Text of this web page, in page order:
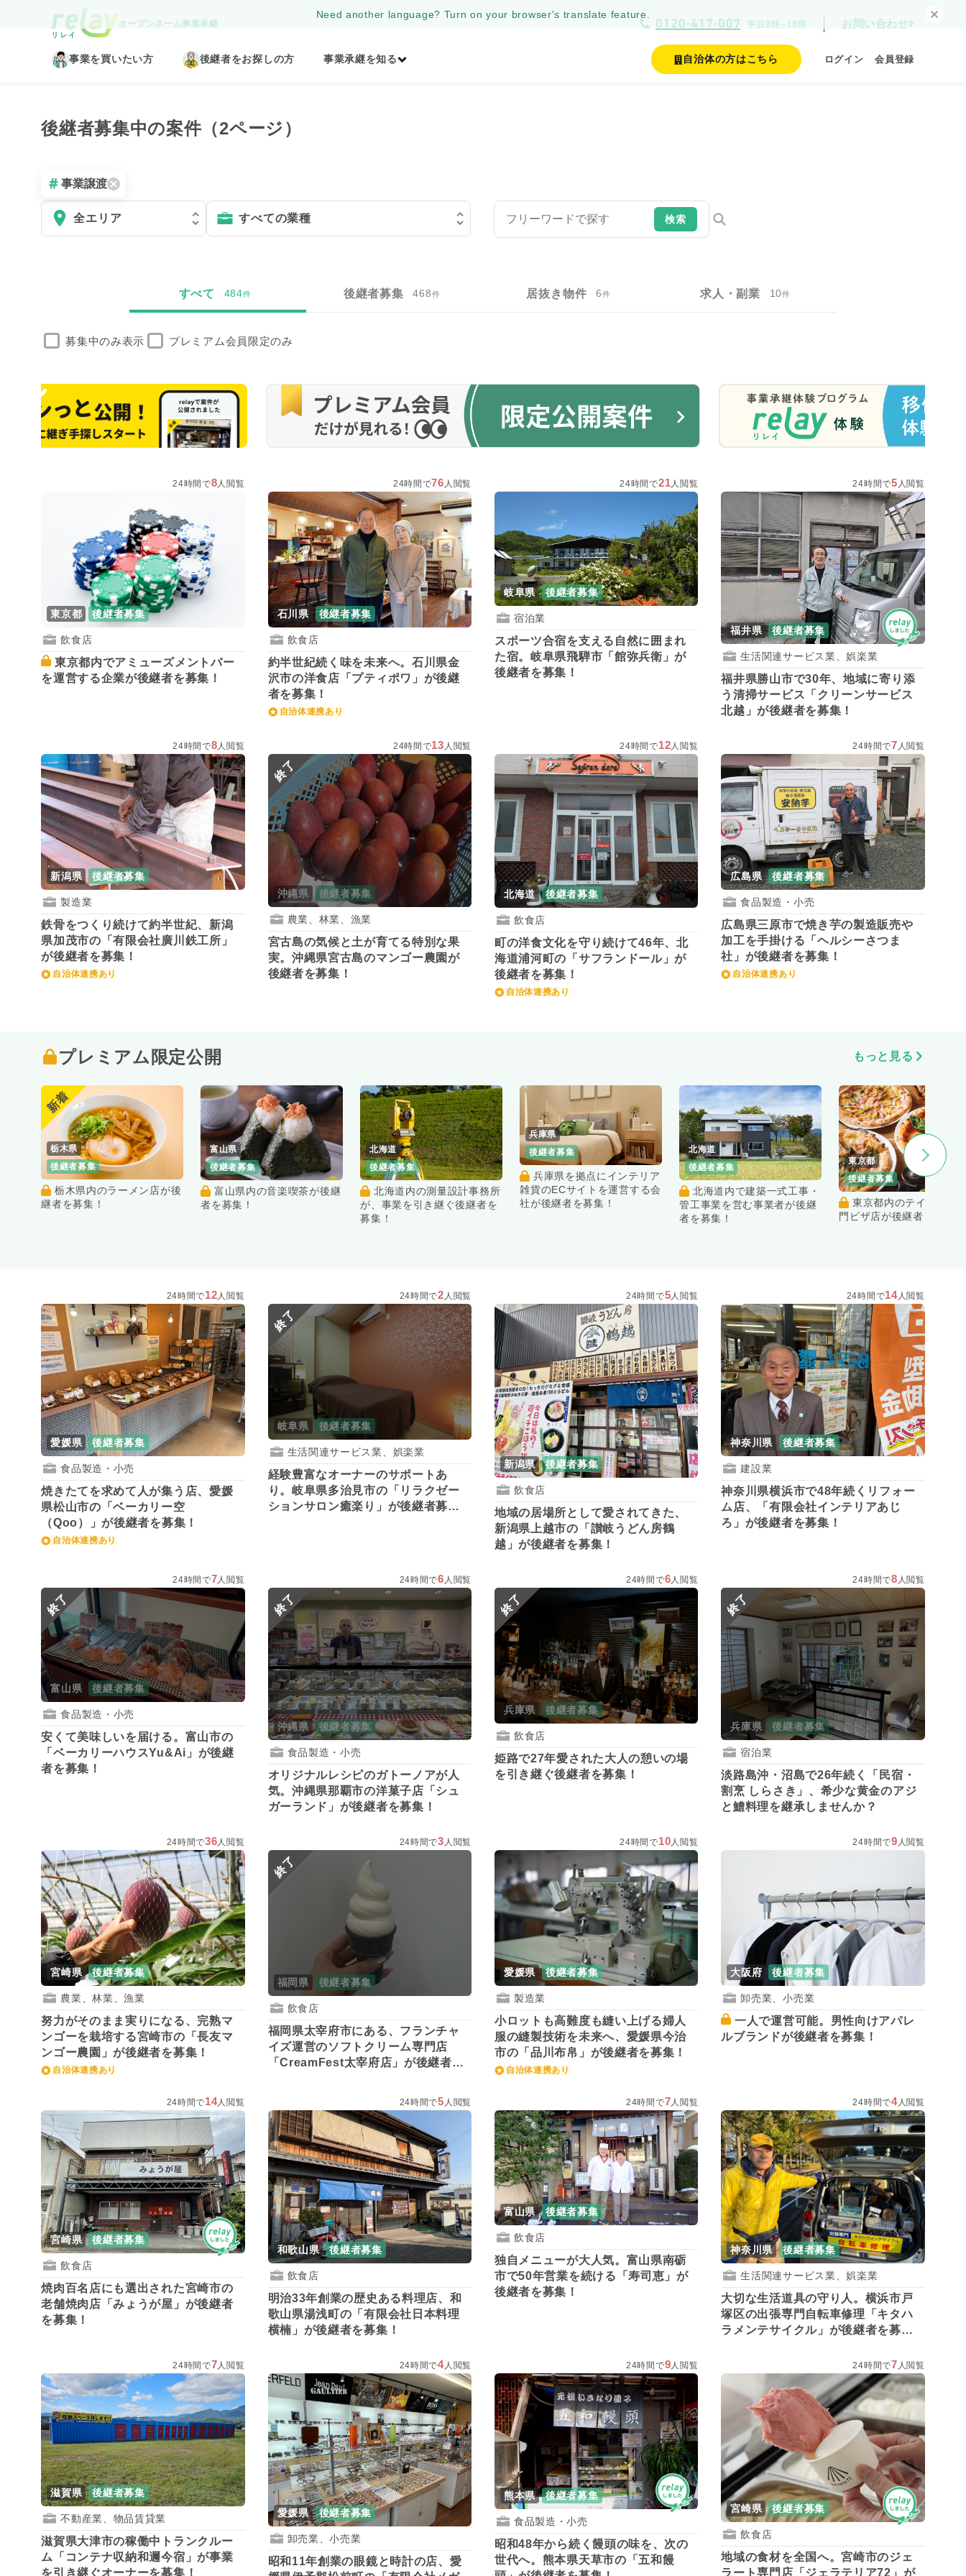
Need another language? Turn on your browser's translate feature.
オープンネーム事業承継 お問い合わせ
事業を買いたい方 後継者をお探しの方 事業承継を知る 自治体の方はこちら ログイン 会員登録
後継者募集中の案件（2ページ）
事業譲渡
検索
すべて 484件 後継者募集 468件 居抜き物件 6件 求人・副業 10件
募集中のみ表示 プレミアム会員限定のみ
24時間で8 人閲覧
東京都 後継者募集
飲食店
を運営する企業が後継者を募集！
24時間で76 人閲覧
石川県 後継者募集
飲食店
約半世紀続く味を未来へ。石川県金
沢市の洋食店「プティポワ」が後継
者を募集！
自治体連携あり
24時間で21 人閲覧
岐阜県 後継者募集
宿泊業
スポーツ合宿を支える自然に囲まれ
た宿。岐阜県飛騨市「館弥兵衛」が
後継者を募集！
24時間で5 人閲覧
福井県 後継者募集
生活関連サービス業、娯楽業
福井県勝山市で30年、地域に寄り添
う清掃サービス「クリーンサービス
北越」が後継者を募集！
24時間で8人閲覧
新潟県 後継者募集
製造業
鉄骨をつくり続けて約半世紀、新潟
県加茂市の「有限会社廣川鉄工所」
が後継者を募集！
自治体連携あり
24時間で13 人閲覧
終了
沖縄県 後継者募集
農業、林業、漁業
宮古島の気候と土が育てる特別な果
実。沖縄県宮古島のマンゴー農園が
後継者を募集！
24時間で12人閲覧
北海道 後継者募集
飲食店
町の洋食文化を守り続けて46年、北
海道浦河町の「サフランドール」が
後継者を募集！
自治体連携あり
24時間で7 人閲覧
広島県 後継者募集
食品製造・小売
広島県三原市で焼き芋の製造販売や
加工を手掛ける「ヘルシーさつま
社」が後継者を募集！
自治体連携あり
プレミアム限定公開 もっと見る
新着
栃木県
後継者募集
継者を募集！
富山県
後継者募集
者を募集！
北海道
後継者募集
が、事業を引き継ぐ後継者を
募集！
兵庫県
後継者募集
雑貨のECサイトを運営する会
社が後継者を募集！
北海道
後継者募集
管工事業を営む事業者が後継
者を募集！
東京都
後継者募集
門ピザ店が後継者を募集！
24時間で12 人閲覧
愛媛県 後継者募集
食品製造・小売
焼きたてを求めて人が集う店、愛媛
県松山市の「ベーカリー空
（Qoo）」が後継者を募集！
自治体連携あり
24時間で2 人閲覧
終了
岐阜県 後継者募集
生活関連サービス業、娯楽業
経験豊富なオーナーのサポートあ
り。岐阜県多治見市の「リラクゼー
ションサロン癒楽り」が後継者募
24時間で5 人閲覧
新潟県 後継者募集
飲食店
地域の居場所として愛されてきた、
新潟県上越市の「讃岐うどん房鶴
越」が後継者を募集！
24時間で14人閲覧
神奈川県 後継者募集
建設業
神奈川県横浜市で48年続くリフォー
ム店、「有限会社インテリアあじ
ろ」が後継者を募集！
24時間で7人閲覧
終了
富山県 後継者募集
食品製造・小売
安くて美味しいを届ける。富山市の
「ベーカリーハウスYu&Ai」が後継
者を募集！
24時間で6 人閲覧
終了
沖縄県 後継者募集
食品製造・小売
オリジナルレシピのガトーノアが人
気。沖縄県那覇市の洋菓子店「シュ
ガーランド」が後継者を募集！
24時間で6人閲覧
終了
兵庫県 後継者募集
飲食店
姫路で27年愛された大人の憩いの場
を引き継ぐ後継者を募集！
24時間で8 人閲覧
終了
兵庫県 後継者募集
宿泊業
淡路島沖・沼島で26年続く「民宿・
割烹 しらさき」、希少な黄金のアジ
と鱧料理を継承しませんか？
24時間で36人閲覧
宮崎県 後継者募集
農業、林業、漁業
努力がそのまま実りになる、完熟マ
ンゴーを栽培する宮崎市の「長友マ
ンゴー農園」が後継者を募集！
自治体連携あり
24時間で3 人閲覧
終了
福岡県 後継者募集
飲食店
福岡県太宰府市にある、フランチャ
イズ運営のソフトクリーム専門店
「CreamFest太宰府店」が後継者を
24時間で10人閲覧
愛媛県 後継者募集
製造業
小ロットも高難度も縫い上げる婦人
服の縫製技術を未来へ、愛媛県今治
市の「品川布帛」が後継者を募集！
自治体連携あり
24時間で9 人閲覧
大阪府 後継者募集
卸売業、小売業
一人で運営可能。男性向けアパレ
ルブランドが後継者を募集！
24時間で14人閲覧
宮崎県 後継者募集
飲食店
焼肉百名店にも選出された宮崎市の
老舗焼肉店「みょうが屋」が後継者
を募集！
24時間で5 人閲覧
和歌山県 後継者募集
飲食店
明治33年創業の歴史ある料理店、和
歌山県湯浅町の「有限会社日本料理
横楠」が後継者を募集！
24時間で7人閲覧
富山県 後継者募集
飲食店
独自メニューが大人気。富山県南砺
市で50年営業を続ける「寿司恵」が
後継者を募集！
24時間で4人閲覧
神奈川県 後継者募集
生活関連サービス業、娯楽業
大切な生活道具の守り人。横浜市戸
塚区の出張専門自転車修理「キタハ
ラメンテサイクル」が後継者を募
24時間で7人閲覧
滋賀県 後継者募集
不動産業、物品賃貸業
滋賀県大津市の稼働中トランクルー
ム「コンテナ収納和邇今宿」が事業
を引き継ぐオーナーを募集！
24時間で4人閲覧
愛媛県 後継者募集
卸売業、小売業
昭和11年創業の眼鏡と時計の店、愛
24時間で9人閲覧
熊本県 後継者募集
食品製造・小売
昭和48年から続く饅頭の味を、次の
世代へ。熊本県天草市の「五和饅
24時間で7 人閲覧
宮崎県 後継者募集
飲食店
地域の食材を全国へ。宮崎市のジェ
ラート専門店「ジェラテリア72」が